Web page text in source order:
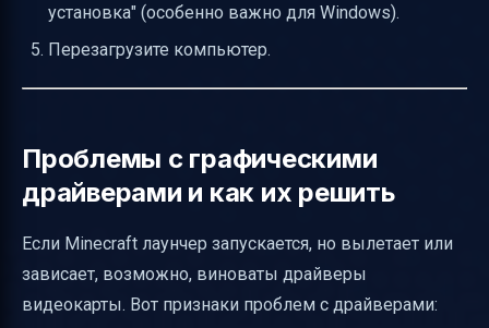
установка" (особенно важно для Windows).
Перезагрузите компьютер.
Проблемы с графическими
драйверами и как их решить
Если Minecraft лаунчер запускается, но вылетает или
зависает, возможно, виноваты драйверы
видеокарты. Вот признаки проблем с драйверами: